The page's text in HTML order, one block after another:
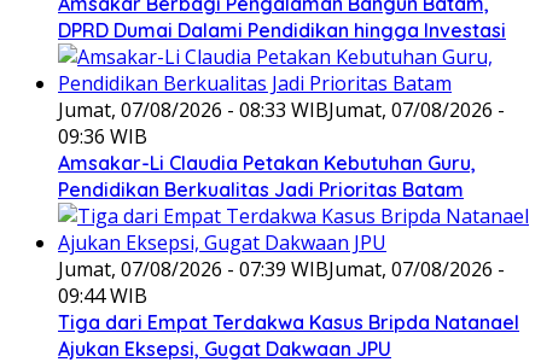
DPRD Dumai Dalami Pendidikan hingga Investasi
Jumat, 07/08/2026 - 08:33 WIBJumat, 07/08/2026 -
09:36 WIB
Amsakar-Li Claudia Petakan Kebutuhan Guru,
Pendidikan Berkualitas Jadi Prioritas Batam
Jumat, 07/08/2026 - 07:39 WIBJumat, 07/08/2026 -
09:44 WIB
Tiga dari Empat Terdakwa Kasus Bripda Natanael
Ajukan Eksepsi, Gugat Dakwaan JPU